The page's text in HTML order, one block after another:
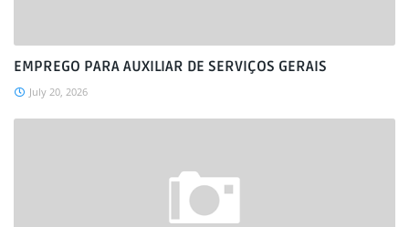
EMPREGO PARA AUXILIAR DE SERVIÇOS GERAIS
July 20, 2026